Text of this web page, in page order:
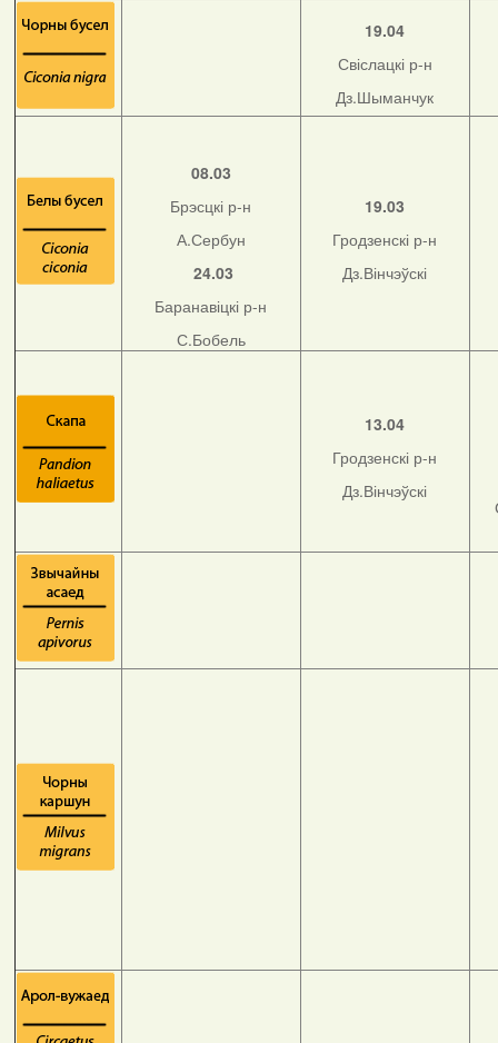
19.04
Свіслацкі р-н
Дз.Шыманчук
08.03
Брэсцкі р-н
А.Сербун
24.03
Баранавіцкі р-н
С.Бобель
19.03
Гродзенскі р-н
Дз.Вінчэўскі
13.04
Гродзенскі р-н
Дз.Вінчэўскі